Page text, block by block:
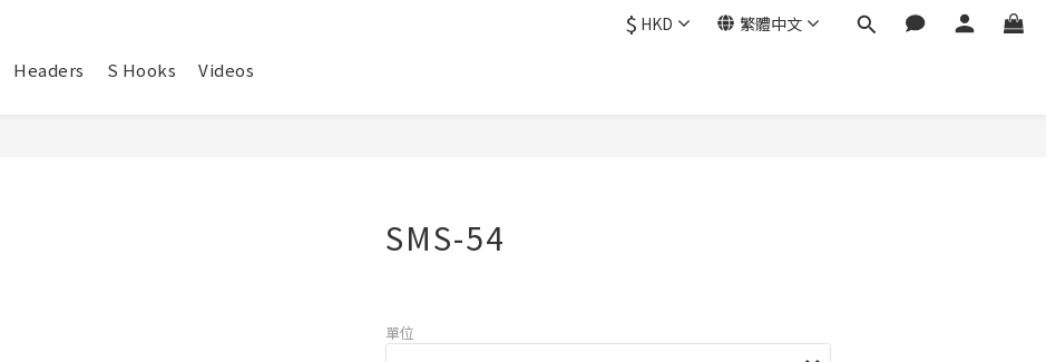
$ HKD 繁體中文
Headers S Hooks Videos
SMS-54
單位